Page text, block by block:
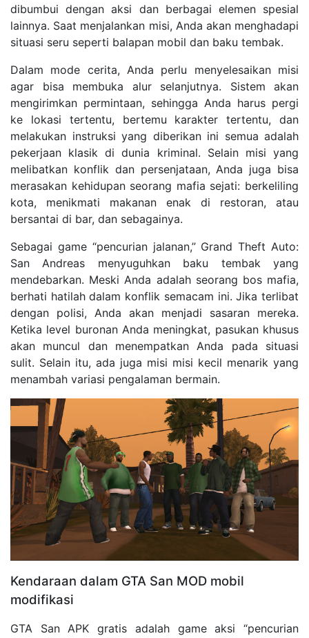
dibumbui dengan aksi dan berbagai elemen spesial
lainnya. Saat menjalankan misi, Anda akan menghadapi
situasi seru seperti balapan mobil dan baku tembak.
Dalam mode cerita, Anda perlu menyelesaikan misi
agar bisa membuka alur selanjutnya. Sistem akan
mengirimkan permintaan, sehingga Anda harus pergi
ke lokasi tertentu, bertemu karakter tertentu, dan
melakukan instruksi yang diberikan ini semua adalah
pekerjaan klasik di dunia kriminal. Selain misi yang
melibatkan konflik dan persenjataan, Anda juga bisa
merasakan kehidupan seorang mafia sejati: berkeliling
kota, menikmati makanan enak di restoran, atau
bersantai di bar, dan sebagainya.
Sebagai game “pencurian jalanan,” Grand Theft Auto:
San Andreas menyuguhkan baku tembak yang
mendebarkan. Meski Anda adalah seorang bos mafia,
berhati hatilah dalam konflik semacam ini. Jika terlibat
dengan polisi, Anda akan menjadi sasaran mereka.
Ketika level buronan Anda meningkat, pasukan khusus
akan muncul dan menempatkan Anda pada situasi
sulit. Selain itu, ada juga misi misi kecil menarik yang
menambah variasi pengalaman bermain.
Kendaraan dalam GTA San MOD mobil
modifikasi
GTA San APK gratis adalah game aksi “pencurian